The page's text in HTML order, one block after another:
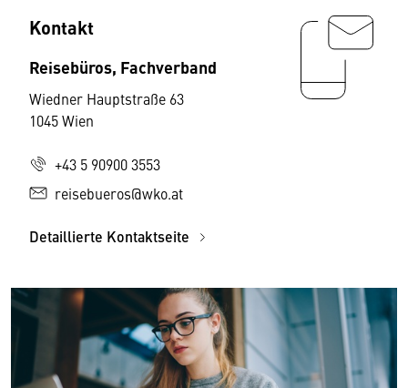
Kontakt
Reisebüros, Fachverband
Wiedner Hauptstraße 63
1045 Wien
+43 5 90900 3553
reisebueros@wko.at
Detaillierte Kontaktseite